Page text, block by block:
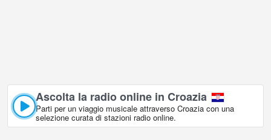
Ascolta la radio online in Croazia
Parti per un viaggio musicale attraverso Croazia con una
selezione curata di stazioni radio online.